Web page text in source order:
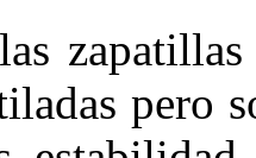
pero